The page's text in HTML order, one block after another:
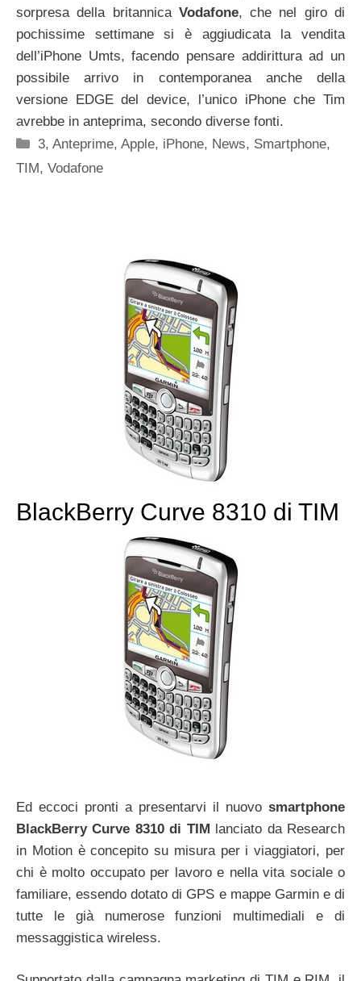
sorpresa della britannica Vodafone, che nel giro di
pochissime settimane si è aggiudicata la vendita
dell’iPhone Umts, facendo pensare addirittura ad un
possibile arrivo in contemporanea anche della
versione EDGE del device, l’unico iPhone che Tim
avrebbe in anteprima, secondo diverse fonti.
Categorie
3,Anteprime,Apple, iPhone, News, Smartphone,
TIM, Vodafone
BlackBerry Curve 8310 di TIM
Ed eccoci pronti a presentarvi il nuovo smartphone
BlackBerry Curve 8310 di TIM lanciato da Research
in Motion è concepito su misura per i viaggiatori, per
chi è molto occupato per lavoro e nella vita sociale o
familiare, essendo dotato di GPS e mappe Garmin e di
tutte le già numerose funzioni multimediali e di
messaggistica wireless.